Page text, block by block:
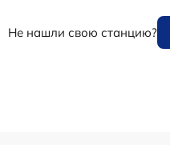
Не нашли свою станцию?